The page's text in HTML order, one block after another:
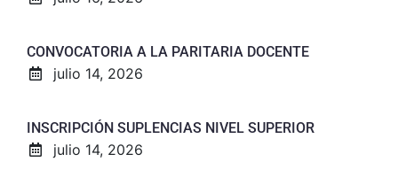
CONVOCATORIA A LA PARITARIA DOCENTE
julio 14, 2026
INSCRIPCIÓN SUPLENCIAS NIVEL SUPERIOR
julio 14, 2026